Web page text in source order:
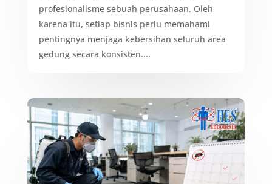
profesionalisme sebuah perusahaan. Oleh
karena itu, setiap bisnis perlu memahami
pentingnya menjaga kebersihan seluruh area
gedung secara konsisten....